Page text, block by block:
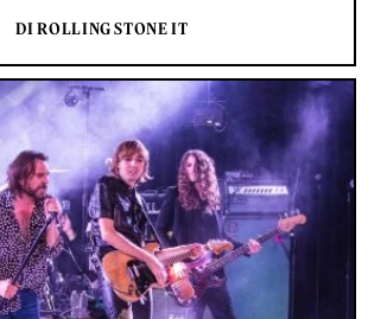
DI ROLLING STONE IT